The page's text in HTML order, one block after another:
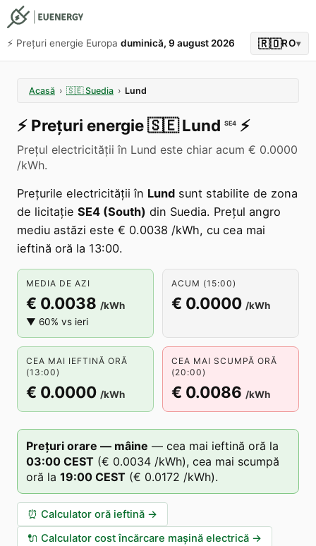
⚡️ Prețuri energie Europa duminică, 9 august 2026 🇷🇴RO▾
Acasă › 🇸🇪 Suedia › Lund
⚡️ Prețuri energie🇸🇪 Lund SE4 ⚡️
Prețul electricității în Lund este chiar acum € 0.0000
/kWh.
Prețurile electricității în Lund sunt stabilite de zona
de licitație SE4 (South) din Suedia. Prețul angro
mediu astăzi este € 0.0038 /kWh, cu cea mai
ieftină oră la 13:00.
MEDIA DE AZI
€ 0.0038 /kWh
▼ 60% vs ieri
ACUM (15:00)
€ 0.0000 /kWh
CEA MAI IEFTINĂ ORĂ
(13:00)
€ 0.0000 /kWh
CEA MAI SCUMPĂ ORĂ
(20:00)
€ 0.0086 /kWh
Prețuri orare — mâine — cea mai ieftină oră la
03:00 CEST (€ 0.0034 /kWh), cea mai scumpă
oră la 19:00 CEST (€ 0.0172 /kWh).
⏰ Calculator oră ieftină →
🔌 Calculator cost încărcare mașină electrică →